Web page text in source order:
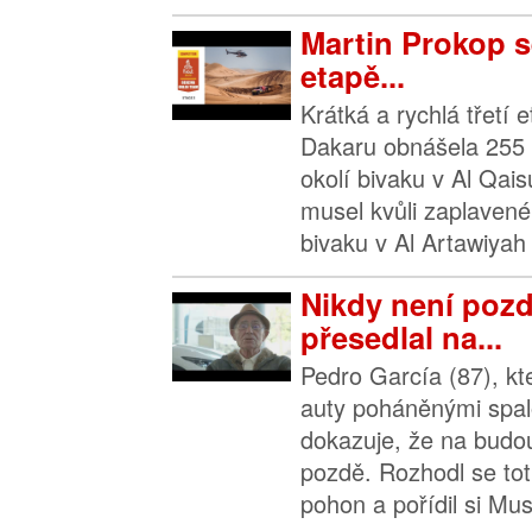
Martin Prokop
etapě...
Krátká a rychlá třetí
Dakaru obnášela
okolí bivaku v Al
musel kvůli
bivaku v Al
Nikdy není
přesedlal na...
Pedro García (87),
auty poháněnými
dokazuje, že na
pozdě. Rozhodl se
pohon a pořídil si